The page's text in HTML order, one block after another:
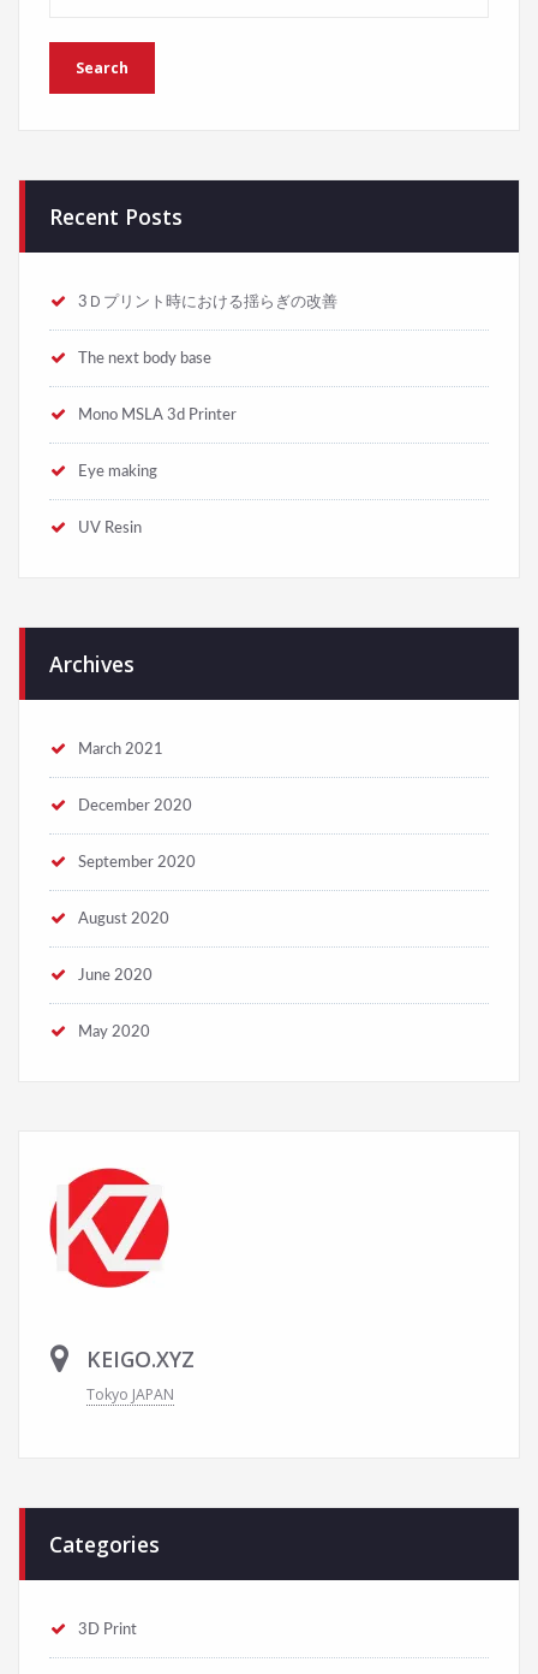
Recent Posts
3Ｄプリント時における揺らぎの改善
The next body base
Mono MSLA 3d Printer
Eye making
UV Resin
Archives
March 2021
December 2020
September 2020
August 2020
June 2020
May 2020
KEIGO.XYZ
Tokyo JAPAN
Categories
3D Print